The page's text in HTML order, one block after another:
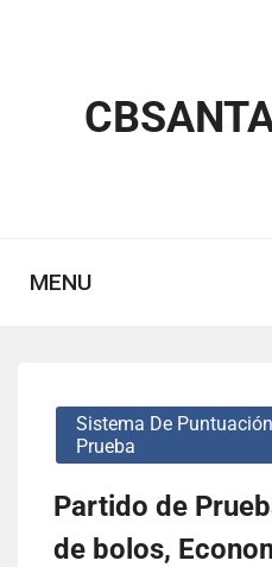
MENU
Sistema De
Prueba
Partido de
de bolos,